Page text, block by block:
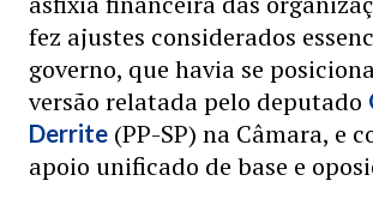
fez ajustes considerados
governo, que havia se
versão relatada pelo deputado
Derrite (PP-SP) na Câmara, e
apoio unificado de base e